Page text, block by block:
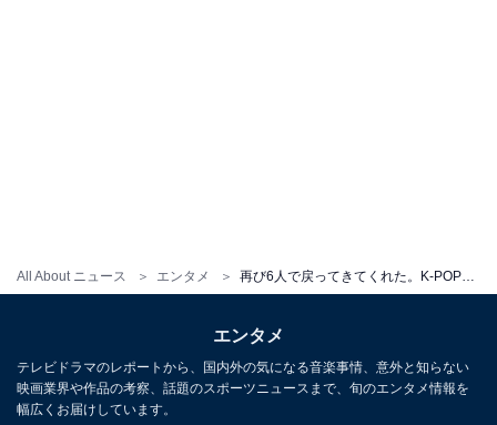
All About ニュース エンタメ
エンタメ
テレビドラマのレポートから、国内外の気になる音楽事情、意外と知らない
映画業界や作品の考察、話題のスポーツニュースまで、旬のエンタメ情報を
幅広くお届けしています。